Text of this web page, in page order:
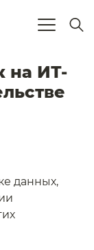
на ИТ-
данных,